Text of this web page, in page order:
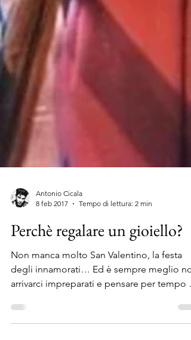
Antonio Cicala
8 feb 2017
Tempo di lettura: 2 min
Perchè regalare un gioiello?
Non manca molto San Valentino, la festa
arrivarci impreparati e pensare per tempo a
cosa...